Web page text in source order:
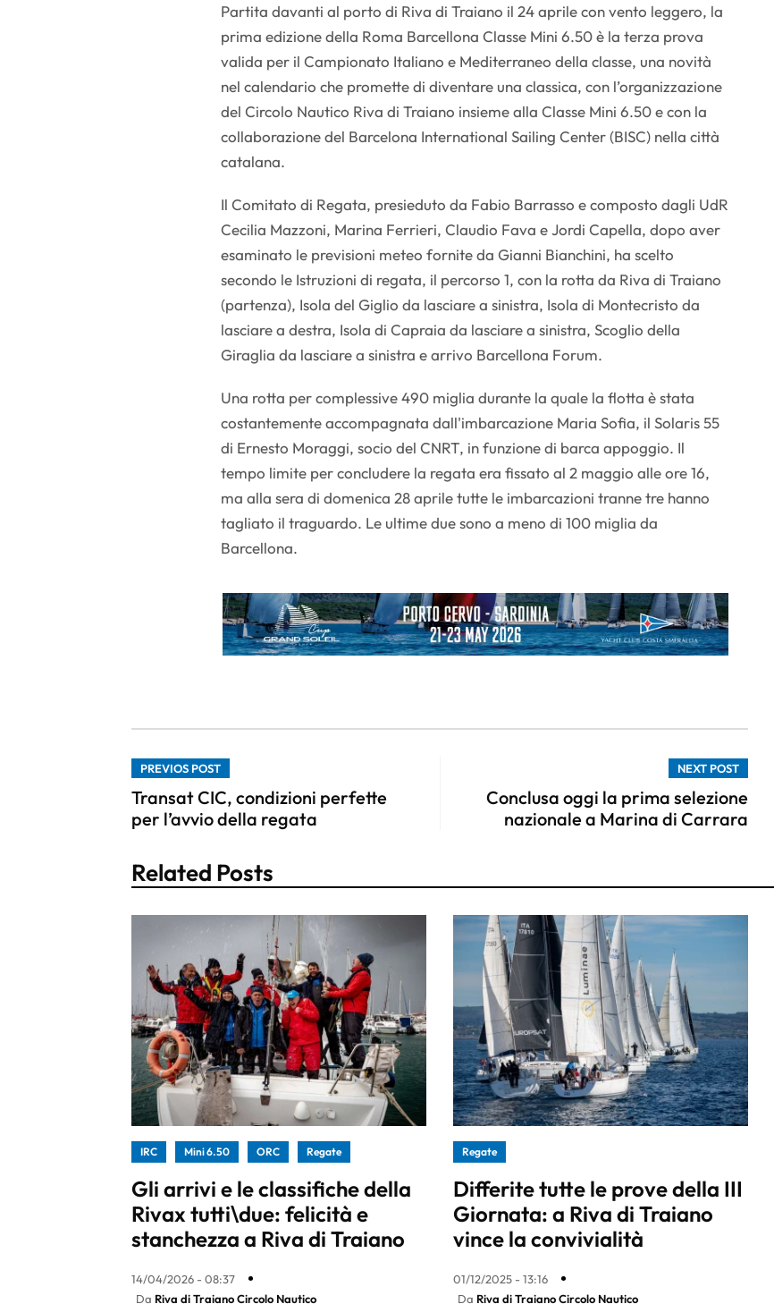
Partita davanti al porto di Riva di Traiano il 24 aprile con vento leggero, la
prima edizione della Roma Barcellona Classe Mini 6.50 è la terza prova
valida per il Campionato Italiano e Mediterraneo della classe, una novità
nel calendario che promette di diventare una classica, con l’organizzazione
del Circolo Nautico Riva di Traiano insieme alla Classe Mini 6.50 e con la
collaborazione del Barcelona International Sailing Center (BISC) nella città
catalana.
Il Comitato di Regata, presieduto da Fabio Barrasso e composto dagli UdR
Cecilia Mazzoni, Marina Ferrieri, Claudio Fava e Jordi Capella, dopo aver
esaminato le previsioni meteo fornite da Gianni Bianchini, ha scelto
secondo le Istruzioni di regata, il percorso 1, con la rotta da Riva di Traiano
(partenza), Isola del Giglio da lasciare a sinistra, Isola di Montecristo da
lasciare a destra, Isola di Capraia da lasciare a sinistra, Scoglio della
Giraglia da lasciare a sinistra e arrivo Barcellona Forum.
Una rotta per complessive 490 miglia durante la quale la flotta è stata
costantemente accompagnata dall'imbarcazione Maria Sofia, il Solaris 55
di Ernesto Moraggi, socio del CNRT, in funzione di barca appoggio. Il
tempo limite per concludere la regata era fissato al 2 maggio alle ore 16,
ma alla sera di domenica 28 aprile tutte le imbarcazioni tranne tre hanno
tagliato il traguardo. Le ultime due sono a meno di 100 miglia da
Barcellona.
PREVIOS POST
Transat CIC, condizioni perfette
per l’avvio della regata
NEXT POST
Conclusa oggi la prima selezione
nazionale a Marina di Carrara
Related Posts
IRC Mini 6.50 ORC Regate
Gli arrivi e le classifiche della
Rivax tutti\due: felicità e
stanchezza a Riva di Traiano
14/04/2026 - 08:37
Da Riva di Traiano Circolo Nautico
Regate
Differite tutte le prove della III
Giornata: a Riva di Traiano
vince la convivialità
01/12/2025 - 13:16
Da Riva di Traiano Circolo Nautico